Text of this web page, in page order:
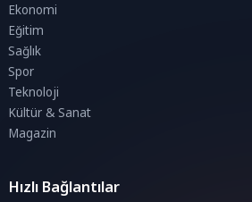
Ekonomi
Eğitim
Sağlık
Spor
Teknoloji
Kültür & Sanat
Magazin
Hızlı Bağlantılar